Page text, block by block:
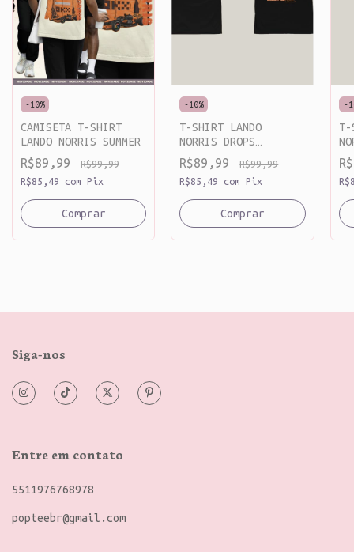
-10%
CAMISETA T-SHIRT
LANDO NORRIS SUMMER
R$89,99
R$99,99
R$85,49 com Pix
Comprar
-10%
T-SHIRT LANDO
NORRIS DROPS
VERSION TWO
R$89,99
R$99,99
R$85,49 com Pix
Comprar
-
T-
Siga-nos
Entre em contato
5511976768978
popteebr@gmail.com